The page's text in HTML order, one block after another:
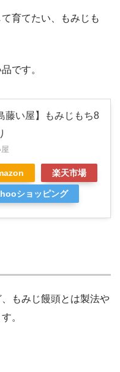
育てたい、もみじも
です。
藤い屋】もみじもち8
楽天市場
ショッピング
もみじ饅頭とは製法や
。